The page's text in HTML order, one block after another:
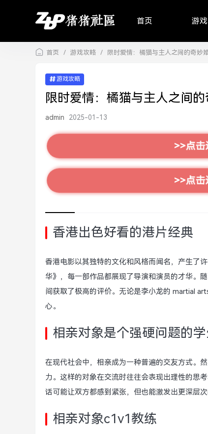
首页 游
首页 / 游戏攻略 / 限时爱情：橘猫与主人之间的奇妙
游戏攻略
限时爱情：橘猫与主人之间
admin 2025-01-13
>>点击
>>点击
香港出色好看的港片经典
香港电影以其独特的文化和风格而闻名，产生了
华》，每一部作品都展现了导演和演员的才华。
间获取了极高的评价。无论是李小龙的 martial
心。
相亲对象是个强硬问题的
在现代社会中，相亲成为一种普遍的交友方式。
力。这样的对象在交流时往往会表现出理性的思
话可能让双方都感到紧张，但也能激发出更深层次
相亲对象c1v1教练